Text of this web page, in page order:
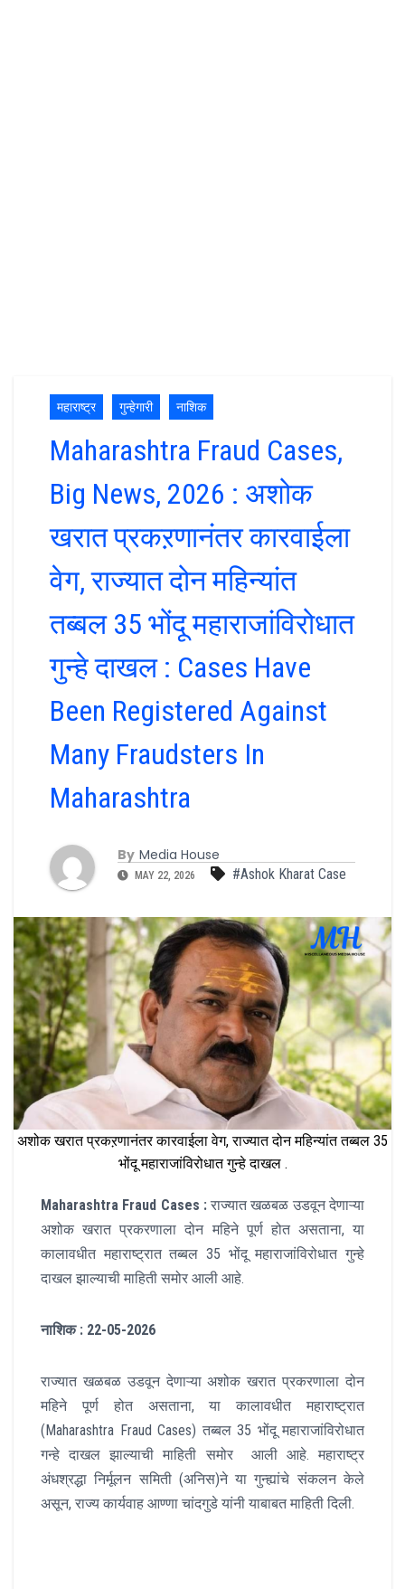
महाराष्ट्र गुन्हेगारी नाशिक
Maharashtra Fraud Cases,
Big News, 2026 : अशोक
खरात प्रकऱणानंतर कारवाईला
वेग, राज्यात दोन महिन्यांत
तब्बल 35 भोंदू महाराजांविरोधात
गुन्हे दाखल : Cases Have
Been Registered Against
Many Fraudsters In
Maharashtra
By Media House
MAY 22, 2026 #Ashok Kharat Case
अशोक खरात प्रकऱणानंतर कारवाईला वेग, राज्यात दोन महिन्यांत तब्बल 35
भोंदू महाराजांविरोधात गुन्हे दाखल .
Maharashtra Fraud Cases :राज्यात खळबळ उडवून देणाऱ्या
अशोक खरात प्रकरणाला दोन महिने पूर्ण होत असताना, या
कालावधीत महाराष्ट्रात तब्बल 35 भोंदू महाराजांविरोधात गुन्हे
दाखल झाल्याची माहिती समोर आली आहे.
नाशिक : 22-05-2026
राज्यात खळबळ उडवून देणाऱ्या अशोक खरात प्रकरणाला दोन
महिने पूर्ण होत असताना, या कालावधीत महाराष्ट्रात
(Maharashtra Fraud Cases) तब्बल 35 भोंदू महाराजांविरोधात
गन्हे दाखल झाल्याची माहिती समोर आली आहे. महाराष्ट्र
अंधश्रद्धा निर्मूलन समिती (अनिस)ने या गुन्ह्यांचे संकलन केले
असून, राज्य कार्यवाह आण्णा चांदगुडे यांनी याबाबत माहिती दिली.